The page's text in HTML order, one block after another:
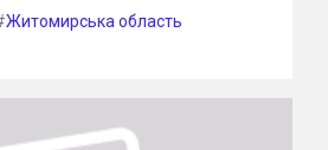
Житомирська область